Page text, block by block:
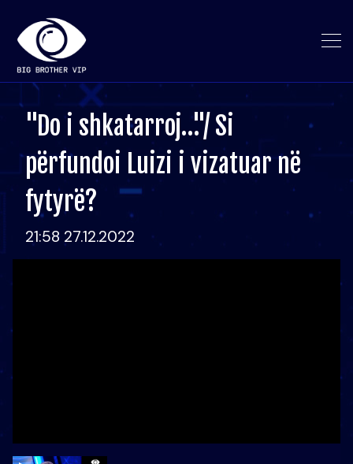
"Do i shkatarroj…"/ Si
përfundoi Luizi i vizatuar në
fytyrë?
21:58 27.12.2022